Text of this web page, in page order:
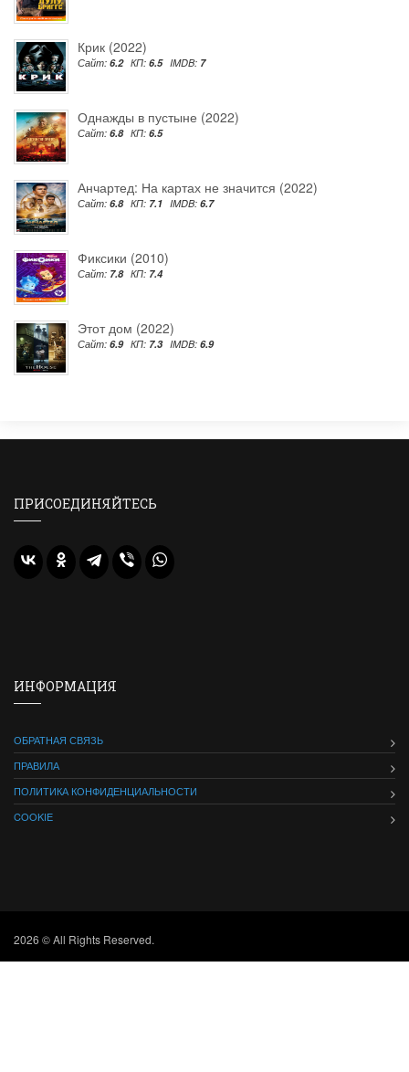
Крик (2022)
Сайт: 6.2 КП: 6.5 IMDB: 7
Однажды в пустыне (2022)
Сайт: 6.8 КП: 6.5
Анчартед: На картах не значится (2022)
Сайт: 6.8 КП: 7.1 IMDB: 6.7
Фиксики (2010)
Сайт: 7.8 КП: 7.4
Этот дом (2022)
Сайт: 6.9 КП: 7.3 IMDB: 6.9
ПРИСОЕДИНЯЙТЕСЬ
ИНФОРМАЦИЯ
ОБРАТНАЯ СВЯЗЬ
ПРАВИЛА
ПОЛИТИКА КОНФИДЕНЦИАЛЬНОСТИ
COOKIE
2026 © All Rights Reserved.